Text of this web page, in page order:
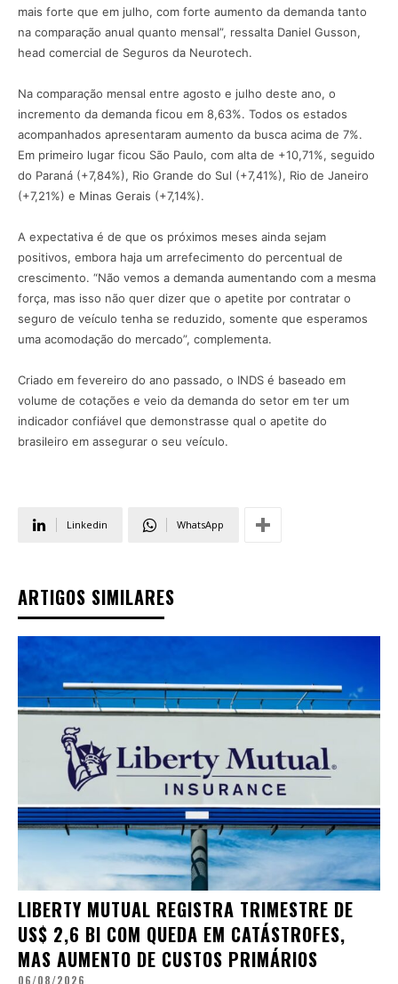
mais forte que em julho, com forte aumento da demanda tanto
na comparação anual quanto mensal”, ressalta Daniel Gusson,
head comercial de Seguros da Neurotech.
Na comparação mensal entre agosto e julho deste ano, o
incremento da demanda ficou em 8,63%. Todos os estados
acompanhados apresentaram aumento da busca acima de 7%.
Em primeiro lugar ficou São Paulo, com alta de +10,71%, seguido
do Paraná (+7,84%), Rio Grande do Sul (+7,41%), Rio de Janeiro
(+7,21%) e Minas Gerais (+7,14%).
A expectativa é de que os próximos meses ainda sejam
positivos, embora haja um arrefecimento do percentual de
crescimento. “Não vemos a demanda aumentando com a mesma
força, mas isso não quer dizer que o apetite por contratar o
seguro de veículo tenha se reduzido, somente que esperamos
uma acomodação do mercado”, complementa.
Criado em fevereiro do ano passado, o INDS é baseado em
volume de cotações e veio da demanda do setor em ter um
indicador confiável que demonstrasse qual o apetite do
brasileiro em assegurar o seu veículo.
Linkedin WhatsApp
ARTIGOS SIMILARES
LIBERTY MUTUAL REGISTRA TRIMESTRE DE
US$ 2,6 BI COM QUEDA EM CATÁSTROFES,
MAS AUMENTO DE CUSTOS PRIMÁRIOS
06/08/2026